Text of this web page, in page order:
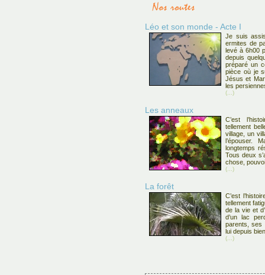
Léo et son monde - Acte I
Je suis
ermites de
levé à 6h00
depuis
préparé un
pièce où je
Jésus et
les
(...)
Les anneaux
C’est
tellement
village, un
l’épouser.
longtemps
Tous deux
chose,
(...)
La forêt
C’est
tellement
de la vie et
d’un lac
parents, ses
lui depuis
(...)